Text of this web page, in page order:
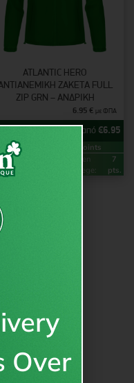
ATLANTIC HERO
ΖΑΚΈΤΑ FULL
ZIP GRN – ΑΝΔΡΙΚΉ
6.95 € με ΦΠΑ
από €6.95
Buy & Earn
Loyalty Points
Gold
Green
Privilege:
7
pts.
Over